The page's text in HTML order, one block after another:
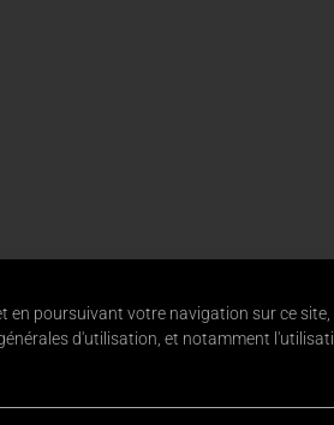
en poursuivant votre navigation sur ce
d'utilisation, et notamment